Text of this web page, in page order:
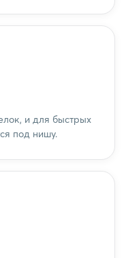
и для быстрых
под нишу.